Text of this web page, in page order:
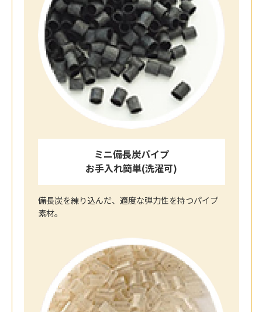
ミニ備長炭パイプ
お手入れ簡単(洗濯可)
備長炭を練り込んだ、適度な弾力性を持つパイプ
素材。